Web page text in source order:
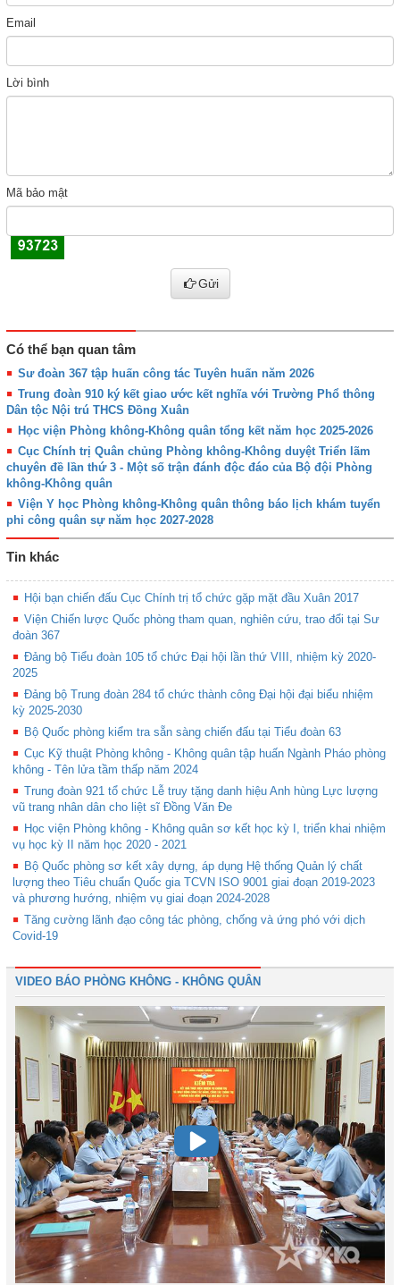
Email
Lời bình
Mã bảo mật
Gửi
Có thể bạn quan tâm
Sư đoàn 367 tập huấn công tác Tuyên huấn năm 2026
Trung đoàn 910 ký kết giao ước kết nghĩa với Trường Phổ thông
Dân tộc Nội trú THCS Đồng Xuân
Học viện Phòng không-Không quân tổng kết năm học 2025-2026
Cục Chính trị Quân chủng Phòng không-Không duyệt Triển lãm
chuyên đề lần thứ 3 - Một số trận đánh độc đáo của Bộ đội Phòng
không-Không quân
Viện Y học Phòng không-Không quân thông báo lịch khám tuyển
phi công quân sự năm học 2027-2028
Tin khác
Hội bạn chiến đấu Cục Chính trị tổ chức gặp mặt đầu Xuân 2017
Viện Chiến lược Quốc phòng tham quan, nghiên cứu, trao đổi tại Sư
đoàn 367
Đảng bộ Tiểu đoàn 105 tổ chức Đại hội lần thứ VIII, nhiệm kỳ 2020-
2025
Đảng bộ Trung đoàn 284 tổ chức thành công Đại hội đại biểu nhiệm
kỳ 2025-2030
Bộ Quốc phòng kiểm tra sẵn sàng chiến đấu tại Tiểu đoàn 63
Cục Kỹ thuật Phòng không - Không quân tập huấn Ngành Pháo phòng
không - Tên lửa tầm thấp năm 2024
Trung đoàn 921 tổ chức Lễ truy tặng danh hiệu Anh hùng Lực lượng
vũ trang nhân dân cho liệt sĩ Đồng Văn Đe
Học viện Phòng không - Không quân sơ kết học kỳ I, triển khai nhiệm
vụ học kỳ II năm học 2020 - 2021
Bộ Quốc phòng sơ kết xây dựng, áp dụng Hệ thống Quản lý chất
lượng theo Tiêu chuẩn Quốc gia TCVN ISO 9001 giai đoạn 2019-2023
và phương hướng, nhiệm vụ giai đoạn 2024-2028
Tăng cường lãnh đạo công tác phòng, chống và ứng phó với dịch
Covid-19
VIDEO BÁO PHÒNG KHÔNG - KHÔNG QUÂN